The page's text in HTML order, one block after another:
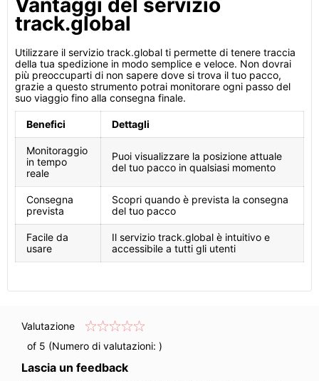
Vantaggi del servizio
track.global
Utilizzare il servizio track.global ti permette di tenere traccia
della tua spedizione in modo semplice e veloce. Non dovrai
più preoccuparti di non sapere dove si trova il tuo pacco,
grazie a questo strumento potrai monitorare ogni passo del
suo viaggio fino alla consegna finale.
Benefici Dettagli
Monitoraggio
in tempo
reale
Puoi visualizzare la posizione attuale
del tuo pacco in qualsiasi momento
Consegna
prevista
Scopri quando è prevista la consegna
del tuo pacco
Facile da
usare
Il servizio track.global è intuitivo e
accessibile a tutti gli utenti
Valutazione
of 5 (Numero di valutazioni: )
Lascia un feedback